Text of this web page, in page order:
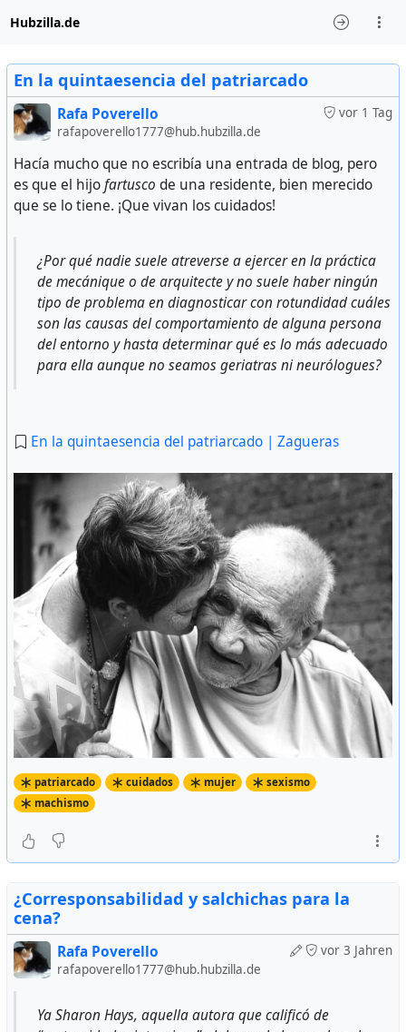
Hubzilla.de
En la quintaesencia del patriarcado
vor 1 Tag
Rafa Poverello
rafapoverello1777@hub.hubzilla.de
Hacía mucho que no escribía una entrada de blog, pero
es que el hijofartusco de una residente, bien merecido
que se lo tiene. ¡Que vivan los cuidados!
¿Por qué nadie suele atreverse a ejercer en la práctica
de mecánique o de arquitecte y no suele haber ningún
tipo de problema en diagnosticar con rotundidad cuáles
son las causas del comportamiento de alguna persona
del entorno y hasta determinar qué es lo más adecuado
para ella aunque no seamos geriatras ni neurólogues?
En la quintaesencia del patriarcado | Zagueras
patriarcado cuidados mujer
sexismo
machismo
¿Corresponsabilidad y salchichas para la
cena?
vor 3 Jahren
Rafa Poverello
rafapoverello1777@hub.hubzilla.de
Ya Sharon Hays, aquella autora que calificó de